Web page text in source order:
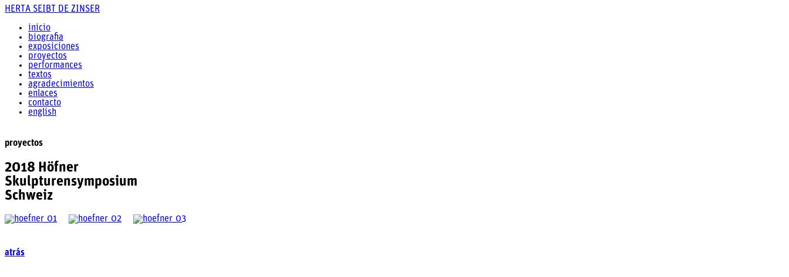
HERTA SEIBT DE ZINSER
inicio
biografia
exposiciones
proyectos
performances
textos
agradecimientos
enlaces
contacto
english
proyectos
2018 Höfner
Skulpturensymposium
Schweiz
atrás